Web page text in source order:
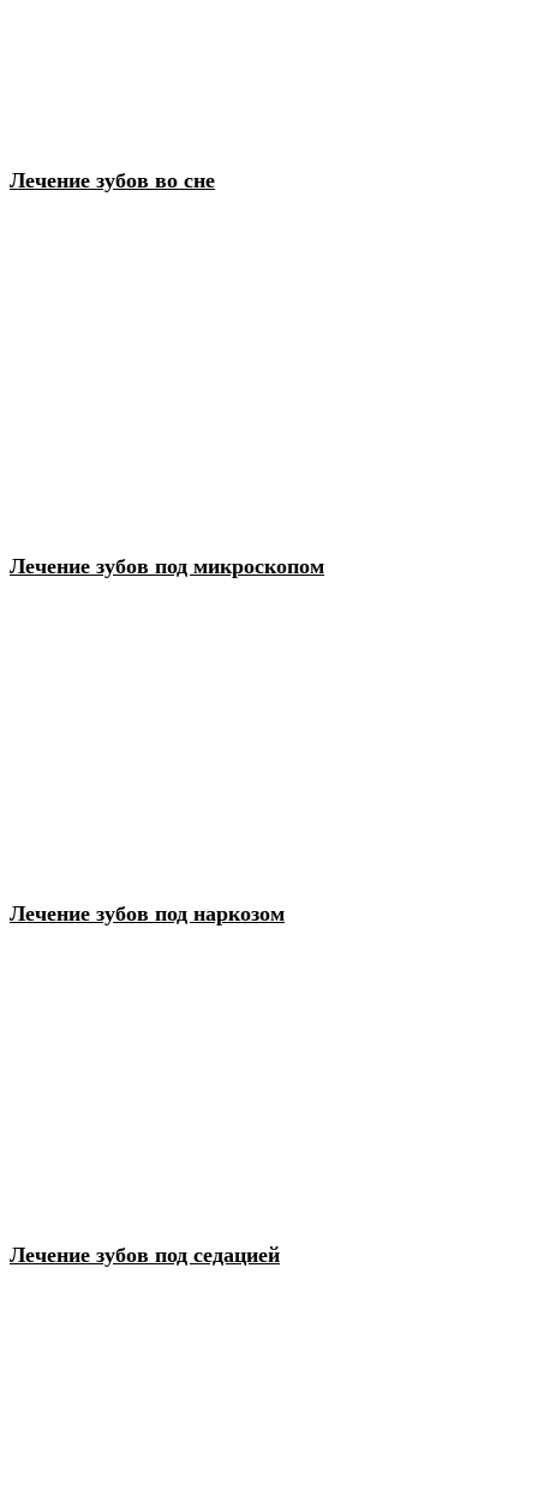
Лечение зубов во сне
Лечение зубов под микроскопом
Лечение зубов под наркозом
Лечение зубов под седацией